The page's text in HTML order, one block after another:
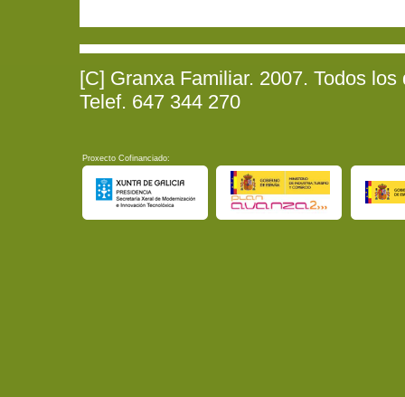
[C] Granxa Familiar. 2007. Todos
Telef. 647 344 270
Proxecto Cofinanciado: